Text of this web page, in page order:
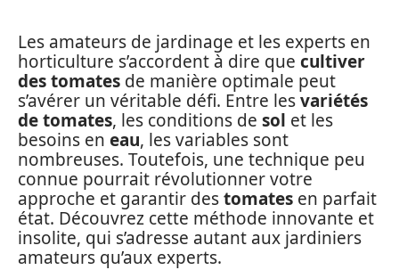
Les amateurs de jardinage et les experts en
horticulture s’accordent à dire que cultiver
des tomates de manière optimale peut
s’avérer un véritable défi. Entre lesvariétés
de tomates, les conditions de sol et les
besoins en eau, les variables sont
nombreuses. Toutefois, une technique peu
connue pourrait révolutionner votre
approche et garantir destomates en parfait
état. Découvrez cette méthode innovante et
insolite, qui s’adresse autant aux jardiniers
amateurs qu’aux experts.